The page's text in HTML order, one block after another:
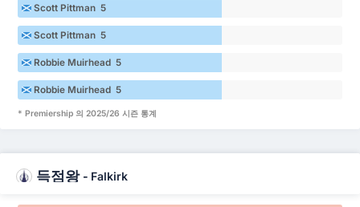
Scott Pittman 5
Scott Pittman 5
Robbie Muirhead 5
Robbie Muirhead 5
* Premiership 의 2025/26 시즌 통계
득점왕 - Falkirk